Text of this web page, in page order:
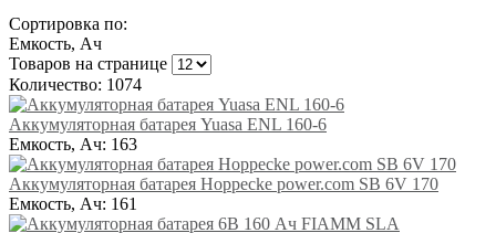
Сортировка по:
Емкость, Ач
Товаров на странице
Количество: 1074
Аккумуляторная батарея Yuasa ENL 160-6
Емкость, Ач: 163
Аккумуляторная батарея Hoppecke power.com SB 6V 170
Емкость, Ач: 161